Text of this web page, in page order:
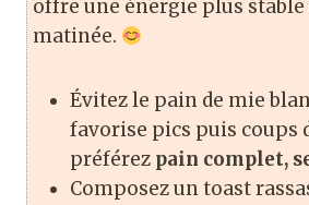
offre une énergie plus
matinée.
Évitez le pain de mie
favorise pics puis coups
préférez pain complet,
Composez un toast